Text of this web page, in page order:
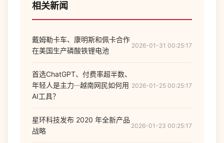
相关新闻
戴姆勒卡车、康明斯和佩卡合作
在美国生产磷酸铁锂电池
2026-01-31 00:25:17
首选ChatGPT、付费率超半数、
年轻人是主力···越南网民如何用
AI工具？
2026-01-25 00:25:17
星环科技发布 2020 年全新产品
战略
2026-01-23 00:25:17